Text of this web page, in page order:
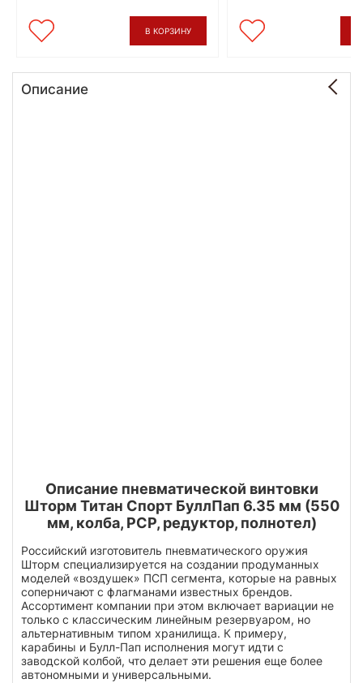
В КОРЗИНУ
Описание
Описание пневматической винтовки
Шторм Титан Спорт БуллПап 6.35 мм (550
мм, колба, РСР, редуктор, полнотел)
Российский изготовитель пневматического оружия
Шторм специализируется на создании продуманных
моделей «воздушек» ПСП сегмента, которые на равных
соперничают с флагманами известных брендов.
Ассортимент компании при этом включает вариации не
только с классическим линейным резервуаром, но
альтернативным типом хранилища. К примеру,
карабины и Булл-Пап исполнения могут идти с
заводской колбой, что делает эти решения еще более
автономными и универсальными.